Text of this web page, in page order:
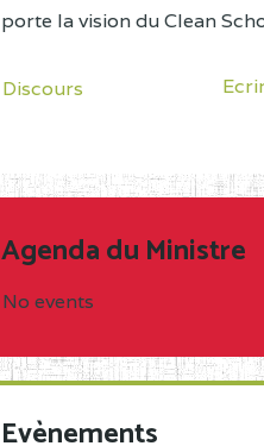
porte la vision du Clean
Discours
Agenda du Ministre
No events
Evènements